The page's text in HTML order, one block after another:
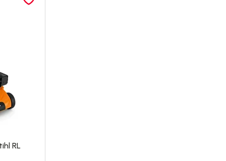
RL